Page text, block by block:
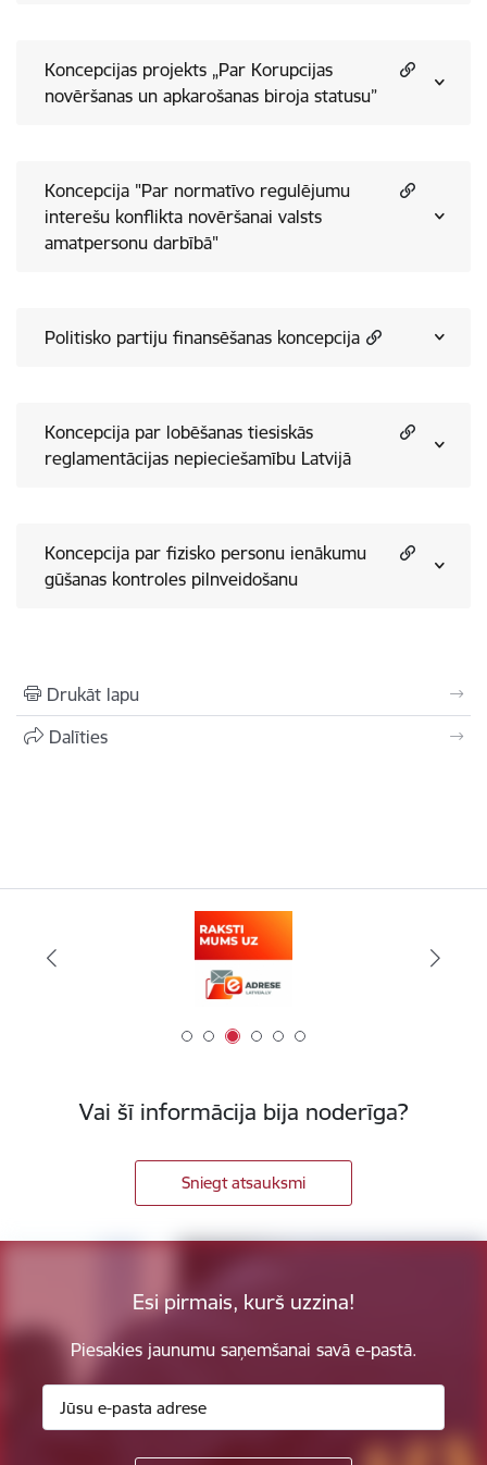
Koncepcijas projekts „Par Korupcijas
novēršanas un apkarošanas biroja statusu”
Koncepcija "Par normatīvo regulējumu
interešu konflikta novēršanai valsts
amatpersonu darbībā"
Politisko partiju finansēšanas koncepcija
Koncepcija par lobēšanas tiesiskās
reglamentācijas nepieciešamību Latvijā
Koncepcija par fizisko personu ienākumu
gūšanas kontroles pilnveidošanu
Drukāt lapu
Dalīties
Vai šī informācija bija noderīga?
Sniegt atsauksmi
Esi pirmais, kurš uzzina!
Piesakies jaunumu saņemšanai savā e-pastā.